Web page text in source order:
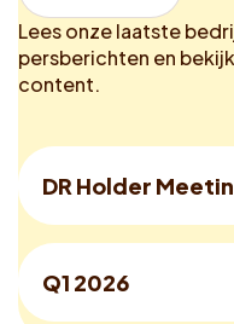
Lees onze laatste
persberichten en
content.
DR Holder
Q1 2026